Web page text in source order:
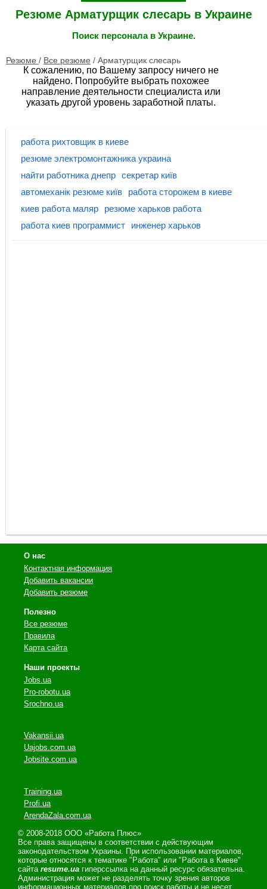
Резюме Арматурщик слесарь в Украине
Поиск персонала в Украине.
Резюме / Все резюме / Арматурщик слесарь
К сожалению, по Вашему запросу ничего не
найдено. Попробуйте выбрать похожее
направление деятельности специалиста или
указать другой уровень заработной платы.
работа рихтовщик в киеве
резюме электромонтажника украина
найти работника днепр секретар київ
автомеханік резюме київ
работа сторожем в киеве
киев работа маляр
резюме харьков работа
работа киев программист
инженер харьков
О нас
Контактная информация
Добавить вакансии
Добавить резюме
Полезно
Все резюме
Правила
Карта сайта
Наши проекты
Jobs.ua
Pro-robotu.ua
Srochno.ua
Vakansii.ua
Uajobs.com.ua
Jobsite.com.ua
Training.ua
Profi.ua
ArendaZala.com.ua
© 2008-2018 ООО «Работа Плюс»
Все права защищены в соответствии с действующим
законодательством Украины. При использовании материалов,
которые относятся к тематике "Работа" или "Работа в Киеве"
сайта resume.ua гиперссылка на данный ресурс обязательна.
Администрация может не разделять точку зрения авторов
информационных материалов про поиск работы и не несет